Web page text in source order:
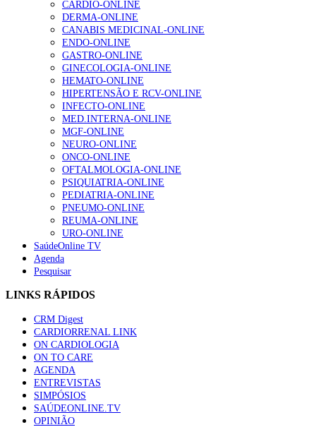
Alguns milhares de utentes podem ficar sem médico de
família com nova regras do registo, alerta associação
160 visualizações
“Os programas de rastreio do cancro do pulmão são
custo-efetivos e representam um investimento
sustentável para os sistemas de saúde”
94 visualizações
Quase quatro em cada dez doentes com enfarte
apresentavam níveis elevados de Lp(a), revela estudo
88 visualizações
Trodelvy aprovado para primeira linha no cancro da
mama triplo negativo metastático em doentes não
61 visualizações
CARDIO-ONLINE
DERMA-ONLINE
CANABIS MEDICINAL-ONLINE
ENDO-ONLINE
GASTRO-ONLINE
GINECOLOGIA-ONLINE
HEMATO-ONLINE
HIPERTENSÃO E RCV-ONLINE
INFECTO-ONLINE
MED.INTERNA-ONLINE
MGF-ONLINE
NEURO-ONLINE
ONCO-ONLINE
OFTALMOLOGIA-ONLINE
PSIQUIATRIA-ONLINE
PEDIATRIA-ONLINE
PNEUMO-ONLINE
REUMA-ONLINE
URO-ONLINE
SaúdeOnline TV
Agenda
Pesquisar
LINKS RÁPIDOS
CRM Digest
CARDIORRENAL LINK
ON CARDIOLOGIA
ON TO CARE
AGENDA
ENTREVISTAS
SIMPÓSIOS
SAÚDEONLINE.TV
OPINIÃO